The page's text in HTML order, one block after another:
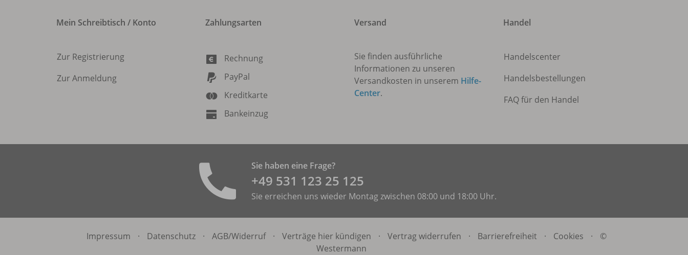
Mein Schreibtisch / Konto
Zur Registrierung
Zur Anmeldung
Zahlungsarten
Rechnung
PayPal
Kreditkarte
Bankeinzug
Versand
Sie finden ausführliche
Informationen zu unseren
Versandkosten in unserem Hilfe-
Center.
Handel
Handelscenter
Handelsbestellungen
FAQ für den Handel
Sie haben eine Frage?
+49 531 ­123 25 125
Sie erreichen uns wieder Montag zwischen 08:00 und 18:00 Uhr.
Impressum · Datenschutz · AGB/Widerruf · Verträge hier kündigen · Vertrag widerrufen · Barrierefreiheit · Cookies ·
©
Westermann